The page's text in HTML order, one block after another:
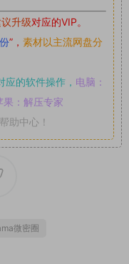
升级对应的VIP。
”， 素材以主流网盘分
应的软件操作， 电脑：
：解压专家
助中心！
微密圈